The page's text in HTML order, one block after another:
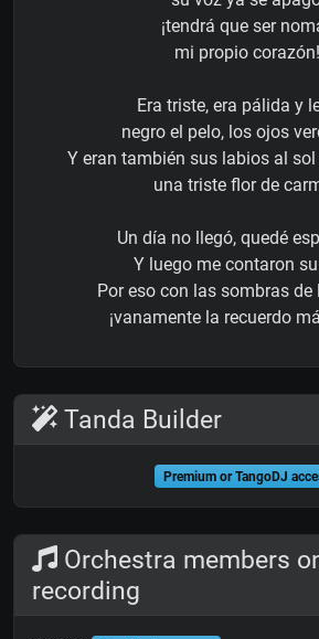
¡tendrá que ser
mi propio corazón!
Era triste, era pálida y
negro el pelo, los ojos
Y eran también sus labios al
una triste flor de
Un día no llegó, quedé
Y luego me contaron
Por eso con las sombras
¡vanamente la recuerdo
Tanda Builder
Premium or TangoDJ
Orchestra members
recording